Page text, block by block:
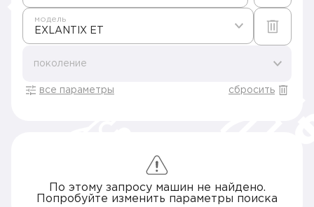
EXLANTIX ET
модель
поколение
все параметры сбросить
По этому запросу машин не найдено.
Попробуйте изменить параметры поиска